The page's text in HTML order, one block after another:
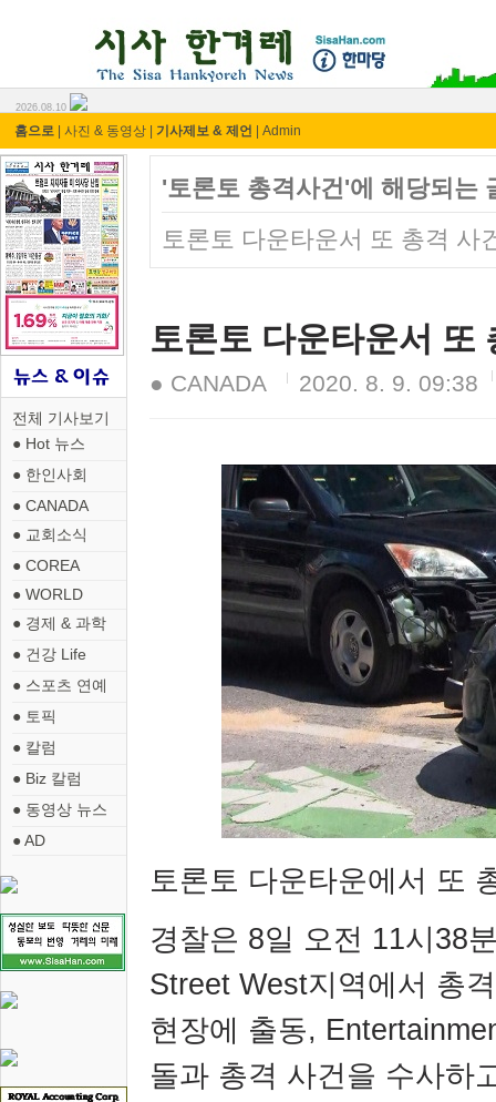
2026.08.10
홈으로 사진 & 동영상 기사제보 & 제언 Admin
전체 기사보기
● Hot 뉴스
● 한인사회
● CANADA
● 교회소식
● COREA
● WORLD
● 경제 & 과학
● 건강 Life
● 스포츠 연예
● 토픽
● 칼럼
● Biz 칼럼
● 동영상 뉴스
● AD
'토론토 총격사건'에 해당되는
토론토 다운타운서 또 총격 사
토론토 다운타운서 또
● CANADA 2020. 8. 9. 09:38
토론토 다운타운에서 또
경찰은 8일 오전 11시38
Street West지역에서 총
현장에 출동,
돌과 총격 사건을 수사하